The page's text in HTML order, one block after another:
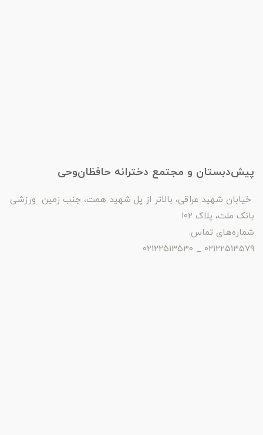
پیش‌دبستان و مجتمع دخترانه حافظان‌وحی
خیابان شهید عراقی، بالاتر از پل شهید همت، جنب زمین ورزشی
بانک ملت، پلاک ۱۰۲
شماره‌های تماس:
۰۲۱۲۲۵۱۳۵۷۹ _ ۰۲۱۲۲۵۱۳۵۳۰